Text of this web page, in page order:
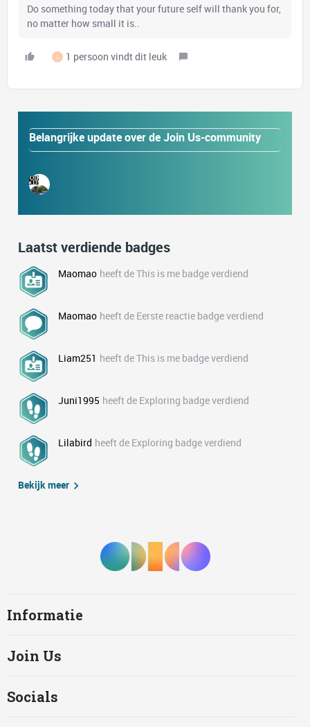
Do something today that your future self will thank you for,
no matter how small it is..
L 1 persoon vindt dit leuk
Belangrijke update over de Join Us-community
Laatst verdiende badges
Maomao heeft de This is me badge verdiend
Maomao heeft de Eerste reactie badge verdiend
Liam251 heeft de This is me badge verdiend
Juni1995 heeft de Exploring badge verdiend
Lilabird heeft de Exploring badge verdiend
Bekijk meer
Informatie
Join Us
Socials